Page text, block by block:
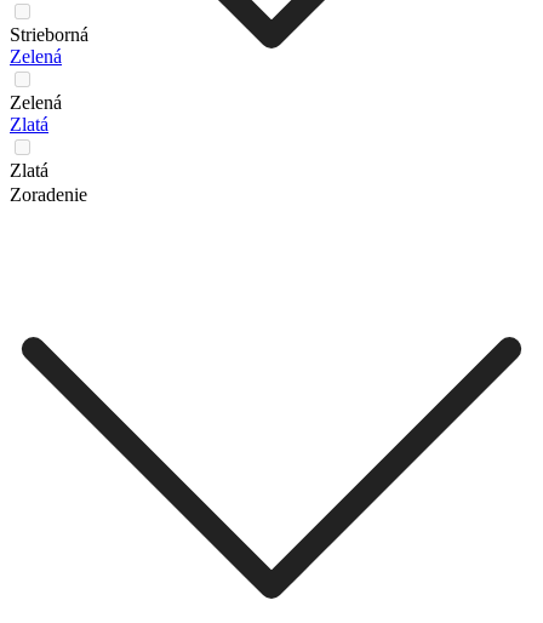
Strieborná
Zelená
Zelená
Zlatá
Zlatá
Zoradenie